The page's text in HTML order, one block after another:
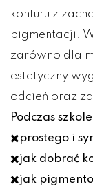
konturu z
pigmentacji.
zarówno dla
estetyczny
odcień oraz
Podczas
✖️prostego i
✖️jak dobrać
✖️jak